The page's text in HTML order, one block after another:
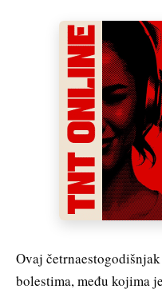
Ovaj
bolestima, među kojima